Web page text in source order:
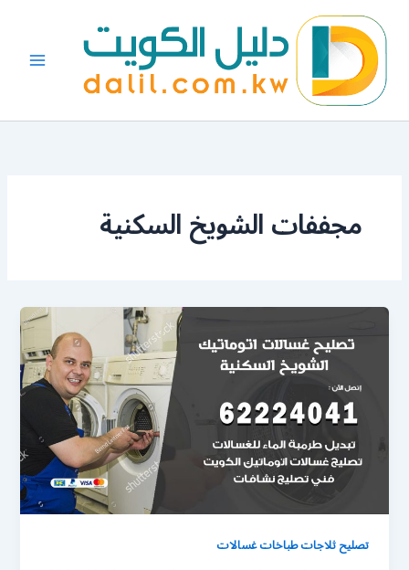
المحتوى
مجففات الشويخ السكنية
تصليح ثلاجات طباخات غسالات